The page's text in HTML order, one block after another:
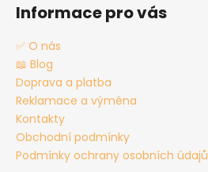
Informace pro vás
✅ O nás
📖 Blog
Doprava a platba
Reklamace a výměna
Kontakty
Obchodní podmínky
Podmínky ochrany osobních údajů